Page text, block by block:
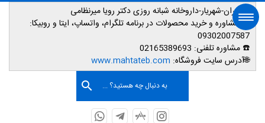
📌تهران-شهریار-داروخانه شبانه روزی دکتر رویا میرنظامی
📱مشاوره و خرید محصولات در برنامه تلگرام، واتساپ، ایتا و روبیکا:
09302007587
☎️ مشاوره تلفنی:
🌐آدرس سایت فروشگاه: www.mahtateb.com
به دنبال چه هستید؟ ...